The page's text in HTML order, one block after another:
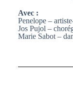
Avec :
Penelope –
Jos Pujol –
Marie Sabot –